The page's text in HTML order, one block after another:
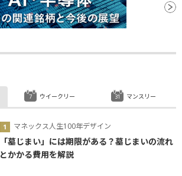
マネックス人生100年デザイン
「墓じまい」には期限がある？墓じまいの流れ
とかかる費用を解説
ウイークリー マンスリー